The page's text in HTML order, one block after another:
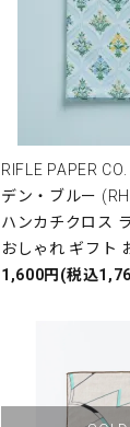
RIFLE PAPER
デン・ブルー
ハンカチクロス
おしゃれ ギフト
1,600円(税込